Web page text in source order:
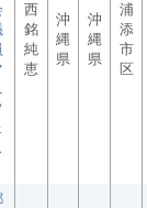
西
銘
純
恵
沖
縄
県
沖
縄
県
浦
添
市
区